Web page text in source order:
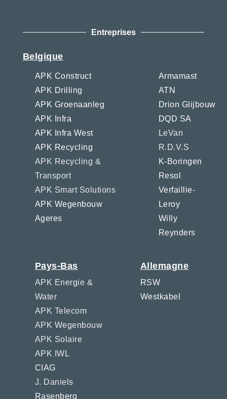
Entreprises
Belgique
APK Construct
APK Drilling
APK Groenaanleg
APK Infra
APK Infra West
APK Recycling
APK Recycling &
Transport
APK Smart Solutions
APK Wegenbouw
Ageres
Armamast
ATN
Drion Glijbouw
DQD SA
LeVan
R.D.V.S
K-Boringen
Resol
Verfaillie-
Leroy
Willy
Reynders
Pays-Bas
APK Energie &
Water
APK Telecom
APK Wegenbouw
APK Solaire
APK IWL
CIAG
J. Daniels
Rasenberg
Allemagne
RSW
Westkabel